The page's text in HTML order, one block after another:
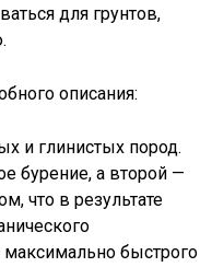
для грунтов,
описания:
и глинистых пород.
бурение, а второй —
что в результате
быстрого